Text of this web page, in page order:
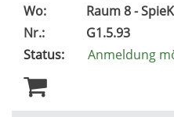
Wo:
Raum 8 -
Nr.:
G1.5.93
Status:
Anmeldung